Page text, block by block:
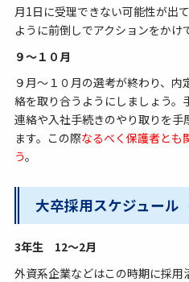
月1日に受理できない可能性が出
ように前倒しでアクションをかけ
９～１０月
９月～１０月の選考が終わり、
絡を取り合うようにしましょう。
連絡や入社手続きのやり取りを手
ます。この際なるべく保護者とも
う。
大卒採用スケジュール
3年生 12～2月
外資系企業などはこの時期に採用